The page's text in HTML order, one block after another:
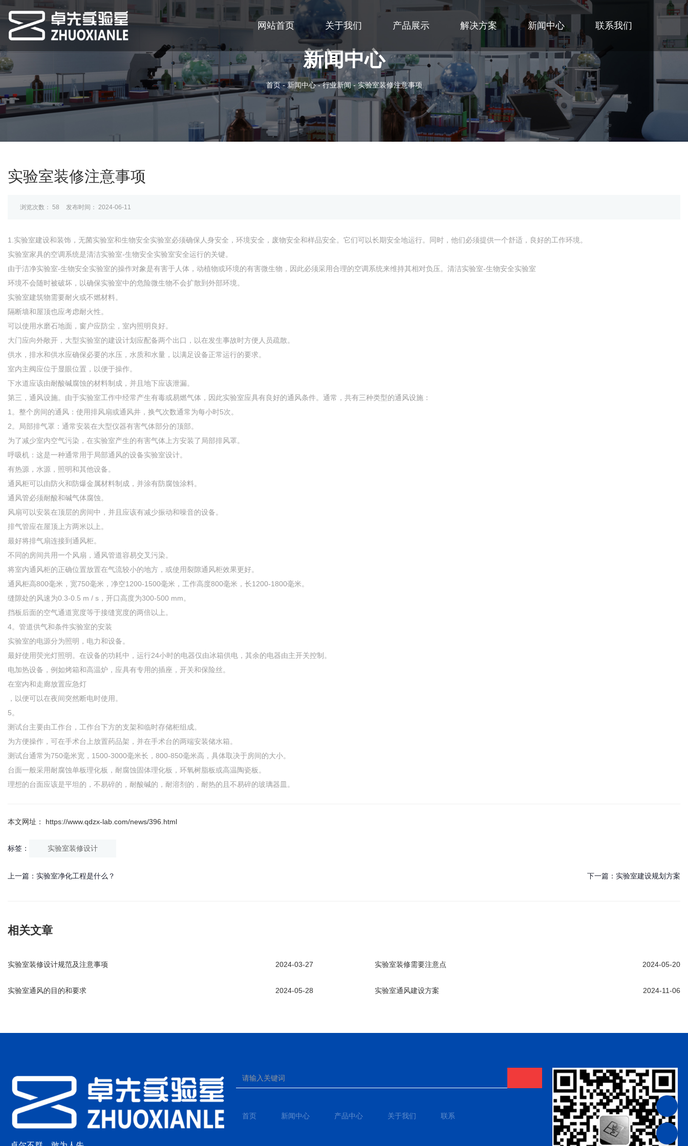
网站首页 关于我们 产品展示 解决方案 新闻中心 联系我们
新闻中心
首页-新闻中心 -行业新闻 - 实验室装修注意事项
实验室装修注意事项
浏览次数： 58 发布时间： 2024-06-11
1.实验室建设和装饰，无菌实验室和生物安全实验室必须确保人身安全，环境安全，废物安全和样品安全。它们可以长期安全地运行。同时，他们必须提供一个舒适，良好的工作环境。
实验室家具的空调系统是清洁实验室-生物安全实验室安全运行的关键。
由于洁净实验室-生物安全实验室的操作对象是有害于人体，动植物或环境的有害微生物，因此必须采用合理的空调系统来维持其相对负压。清洁实验室-生物安全实验室
环境不会随时被破坏，以确保实验室中的危险微生物不会扩散到外部环境。
实验室建筑物需要耐火或不燃材料。
隔断墙和屋顶也应考虑耐火性。
可以使用水磨石地面，窗户应防尘，室内照明良好。
大门应向外敞开，大型实验室的建设计划应配备两个出口，以在发生事故时方便人员疏散。
供水，排水和供水应确保必要的水压，水质和水量，以满足设备正常运行的要求。
室内主阀应位于显眼位置，以便于操作。
下水道应该由耐酸碱腐蚀的材料制成，并且地下应该泄漏。
第三，通风设施。由于实验室工作中经常产生有毒或易燃气体，因此实验室应具有良好的通风条件。通常，共有三种类型的通风设施：
1。整个房间的通风：使用排风扇或通风井，换气次数通常为每小时5次。
2。局部排气罩：通常安装在大型仪器有害气体部分的顶部。
为了减少室内空气污染，在实验室产生的有害气体上方安装了局部排风罩。
呼吸机：这是一种通常用于局部通风的设备实验室设计。
有热源，水源，照明和其他设备。
通风柜可以由防火和防爆金属材料制成，并涂有防腐蚀涂料。
通风管必须耐酸和碱气体腐蚀。
风扇可以安装在顶层的房间中，并且应该有减少振动和噪音的设备。
排气管应在屋顶上方两米以上。
最好将排气扇连接到通风柜。
不同的房间共用一个风扇，通风管道容易交叉污染。
将室内通风柜的正确位置放置在气流较小的地方，或使用裂隙通风柜效果更好。
通风柜高800毫米，宽750毫米，净空1200-1500毫米，工作高度800毫米，长1200-1800毫米。
缝隙处的风速为0.3-0.5 m / s，开口高度为300-500 mm。
挡板后面的空气通道宽度等于接缝宽度的两倍以上。
4。管道供气和条件实验室的安装
实验室的电源分为照明，电力和设备。
最好使用荧光灯照明。在设备的功耗中，运行24小时的电器仅由冰箱供电，其余的电器由主开关控制。
电加热设备，例如烤箱和高温炉，应具有专用的插座，开关和保险丝。
在室内和走廊放置应急灯
，以便可以在夜间突然断电时使用。
5。
测试台主要由工作台，工作台下方的支架和临时存储柜组成。
为方便操作，可在手术台上放置药品架，并在手术台的两端安装储水箱。
测试台通常为750毫米宽，1500-3000毫米长，800-850毫米高，具体取决于房间的大小。
台面一般采用耐腐蚀单板理化板，耐腐蚀固体理化板，环氧树脂板或高温陶瓷板。
理想的台面应该是平坦的，不易碎的，耐酸碱的，耐溶剂的，耐热的且不易碎的玻璃器皿。
本文网址： https://www.qdzx-lab.com/news/396.html
标签： 实验室装修设计
上一篇： 实验室净化工程是什么？ 下一篇： 实验室建设规划方案
相关文章
2024-03-27
实验室装修设计规范及注意事项 2024-05-20
实验室装修需要注意点
2024-05-28
实验室通风的目的和要求 2024-11-06
实验室通风建设方案
首页 新闻中心 产品中心 关于我们 联系